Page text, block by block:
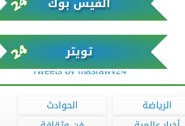
تويتر
Tweets by masrawy24
الرياضة
الحوادث